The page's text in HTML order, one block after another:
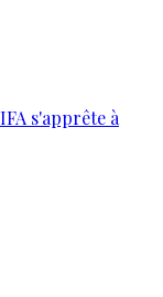
s'apprête à